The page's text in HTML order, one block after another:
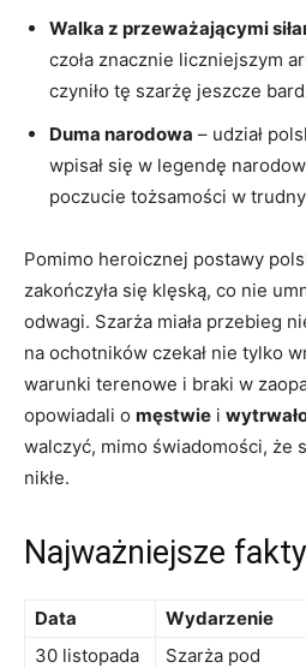
Walka⁣ z⁣ przeważającymi
czoła znacznie liczniejszym
czyniło tę szarżę jeszcze
Duma‍ narodowa – udział
wpisał ⁣się ​w ‍legendę
poczucie tożsamości w
Pomimo heroicznej postawy
⁤zakończyła‍ się klęską, co nie
odwagi. Szarża miała‍ przebieg
na ochotników czekał nie tylko
warunki terenowe i braki w
opowiadali o męstwie i
walczyć, mimo świadomości, że
nikłe.
Najważniejsze
Data Wydarzenie
30 listopada
Szarża pod⁤